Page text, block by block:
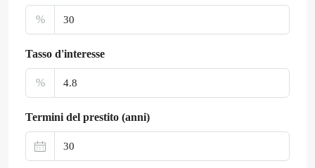
%
Tasso d'interesse
%
Termini del prestito (anni)